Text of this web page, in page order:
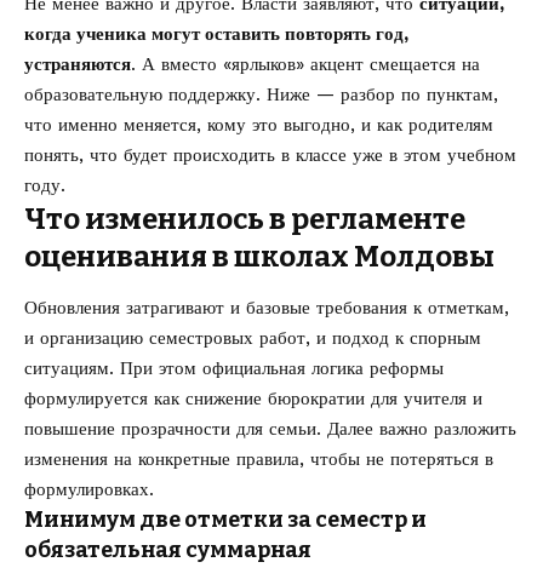
когда ученика могут оставить повторять год,
устраняются. А вместо «ярлыков» акцент смещается на
образовательную поддержку. Ниже — разбор по пунктам,
что именно меняется, кому это выгодно, и как родителям
понять, что будет происходить в классе уже в этом учебном
году.
Что изменилось в регламенте
оценивания в школах Молдовы
Обновления затрагивают и базовые требования к отметкам,
и организацию семестровых работ, и подход к спорным
ситуациям. При этом официальная логика реформы
формулируется как снижение бюрократии для учителя и
повышение прозрачности для семьи. Далее важно разложить
изменения на конкретные правила, чтобы не потеряться в
формулировках.
Минимум две отметки за семестр и
обязательная суммарная